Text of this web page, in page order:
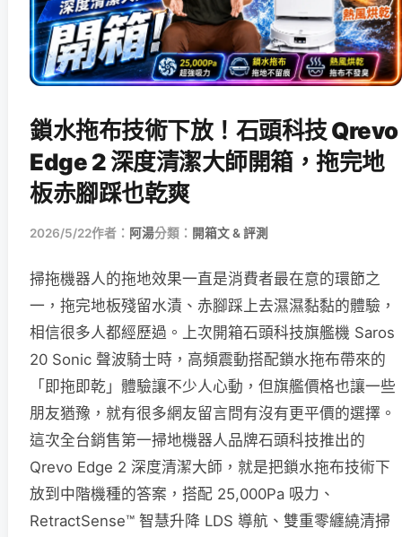
鎖水拖布技術下放！石頭科技 Qrevo
Edge 2 深度清潔大師開箱，拖完地
板赤腳踩也乾爽
2026/5/22作者： 阿湯分類： 開箱文 & 評測
掃拖機器人的拖地效果一直是消費者最在意的環節之
一，拖完地板殘留水漬、赤腳踩上去濕濕黏黏的體驗，
相信很多人都經歷過。上次開箱石頭科技旗艦機 Saros
20 Sonic 聲波騎士時，高頻震動搭配鎖水拖布帶來的
「即拖即乾」體驗讓不少人心動，但旗艦價格也讓一些
朋友猶豫，就有很多網友留言問有沒有更平價的選擇。
這次全台銷售第一掃地機器人品牌石頭科技推出的
Qrevo Edge 2 深度清潔大師，就是把鎖水拖布技術下
放到中階機種的答案，搭配 25,000Pa 吸力、
RetractSense™ 智慧升降 LDS 導航、雙重零纏繞清掃